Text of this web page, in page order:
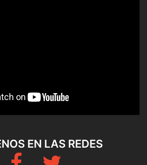
EN LAS REDES
Fb Twitter